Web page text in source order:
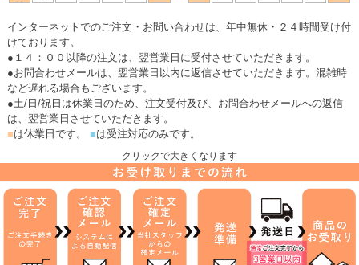
インターネットでのご注文・お問い合わせは、年中無休・２４時間受け付
けております。
●１４：００以降の注文は、翌営業日に受付させていただきます。
●お問合わせメールは、翌営業日以内に返信させていただきます。混雑時
など遅れる場合もございます。
●土/日/祝日は休業日のため、注文受付及び、お問合わせメールへの返信
は、翌営業日させていただきます。
■は休業日です。 ■は受注対応のみです。
クリックで大きくなります